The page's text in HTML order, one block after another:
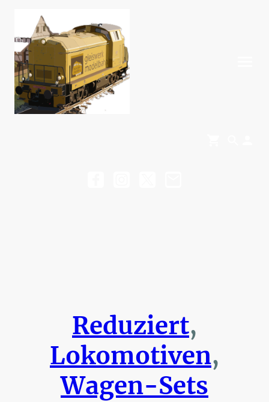
Reduziert,
Lokomotiven,
Wagen-Sets